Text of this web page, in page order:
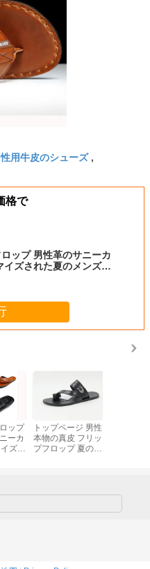
用牛皮のシューズ,
格で
ップ 男性革のサニーカ
イズされた夏のメンズデ
ップ
ーカ
ズさ
トップページ 男性
本物の真皮 フリッ
プフロップ 夏のビ